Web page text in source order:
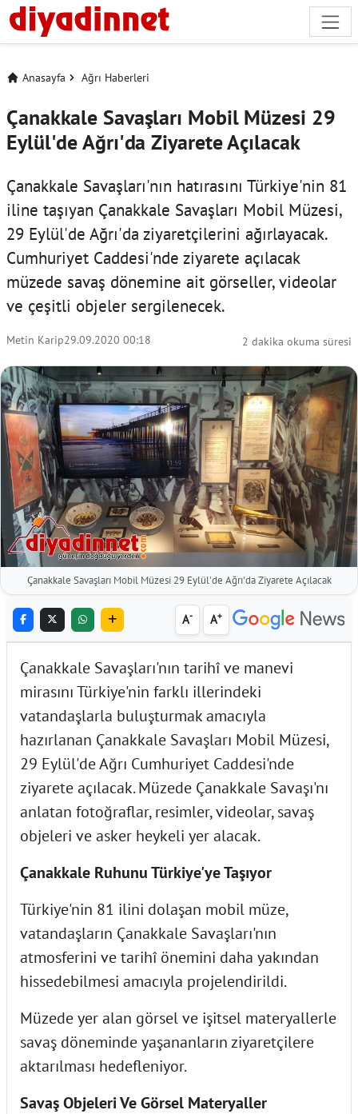
Anasayfa Ağrı Haberleri
Çanakkale Savaşları Mobil Müzesi 29
Eylül'de Ağrı'da Ziyarete Açılacak
Çanakkale Savaşları'nın hatırasını Türkiye'nin 81
iline taşıyan Çanakkale Savaşları Mobil Müzesi,
29 Eylül'de Ağrı'da ziyaretçilerini ağırlayacak.
Cumhuriyet Caddesi'nde ziyarete açılacak
müzede savaş dönemine ait görseller, videolar
ve çeşitli objeler sergilenecek.
Metin Karip29.09.2020 00:18 2 dakika okuma süresi
Çanakkale Savaşları Mobil Müzesi 29 Eylül'de Ağrı'da Ziyarete Açılacak
A- A+
Çanakkale Savaşları'nın tarihî ve manevi
mirasını Türkiye'nin farklı illerindeki
vatandaşlarla buluşturmak amacıyla
hazırlanan Çanakkale Savaşları Mobil Müzesi,
29 Eylül'de Ağrı Cumhuriyet Caddesi'nde
ziyarete açılacak. Müzede Çanakkale Savaşı'nı
anlatan fotoğraflar, resimler, videolar, savaş
objeleri ve asker heykeli yer alacak.
Çanakkale Ruhunu Türkiye'ye Taşıyor
Türkiye'nin 81 ilini dolaşan mobil müze,
vatandaşların Çanakkale Savaşları'nın
atmosferini ve tarihî önemini daha yakından
hissedebilmesi amacıyla projelendirildi.
Müzede yer alan görsel ve işitsel materyallerle
savaş döneminde yaşananların ziyaretçilere
aktarılması hedefleniyor.
Savaş Objeleri Ve Görsel Materyaller